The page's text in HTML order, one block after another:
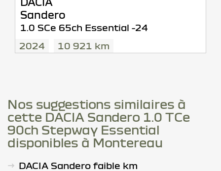
Sandero
1.0 SCe 65ch Essential -24
2024
10 921 km
Nos suggestions similaires à
cette DACIA Sandero 1.0 TCe
90ch Stepway Essential
disponibles à Montereau
DACIA Sandero faible km